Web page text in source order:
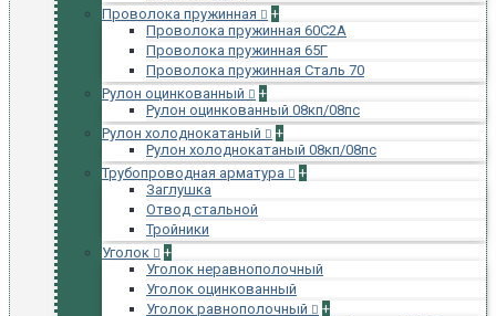
Проволока пружинная
+
Проволока пружинная 60С2А
Проволока пружинная 65Г
Проволока пружинная Сталь 70
Рулон оцинкованный
+
Рулон оцинкованный 08кп/08пс
Рулон холоднокатаный
+
Рулон холоднокатаный 08кп/08пс
Трубопроводная арматура
+
Заглушка
Отвод стальной
Тройники
Уголок
+
Уголок неравнополочный
Уголок оцинкованный
Уголок равнополочный
+